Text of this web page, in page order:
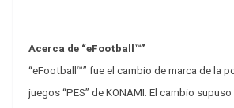
Acerca de “eFootball™”
“eFootball™” fue el cambio de marca de la
juegos “PES” de KONAMI. El cambio supuso